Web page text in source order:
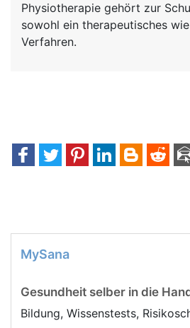
Physiotherapie gehört zur
sowohl ein therapeutisches
Verfahren.
MySana
Gesundheit selber in die
Bildung, Wissenstests,